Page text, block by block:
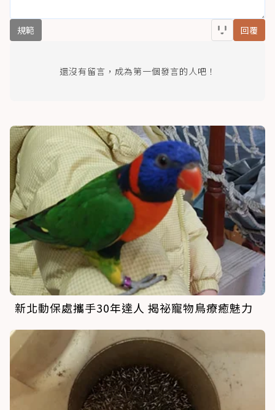
規範 回覆
還沒有留言，成為第一個發言的人吧！
新北動保處攜手30年達人 揭祕寵物鳥療癒魅力